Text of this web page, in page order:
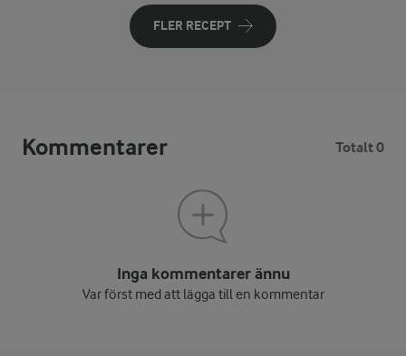
FLER RECEPT
Kommentarer Totalt 0
Inga kommentarer ännu
Var först med att lägga till en kommentar